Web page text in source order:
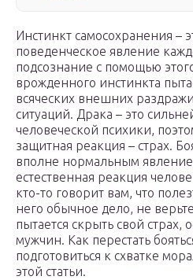
Инстинкт самосохранения –
поведенческое явление
подсознание с помощью
врожденного инстинкта
всяческих внешних
ситуаций. Драка – это
человеческой психики,
защитная реакция – страх.
вполне нормальным
естественная реакция
кто-то говорит вам, что
него обычное дело, не
пытается скрыть свой страх,
мужчин. Как перестать
подготовиться к схватке
этой статьи.